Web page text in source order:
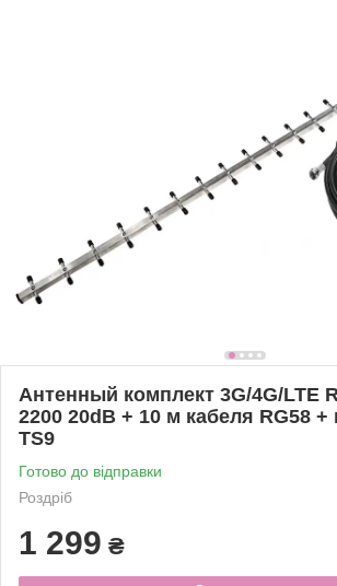
Антенный комплект 3G/4G/LTE
2200 20dB + 10 м кабеля RG58 +
TS9
Готово до відправки
Роздріб
1 299 ₴